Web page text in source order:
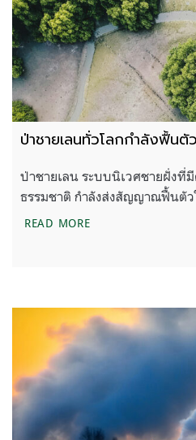
ป่าชายเลนทั่วโลกกำลังฟื้นตั
ป่าชายเลน ระบบนิเวศชายฝั่ง
ธรรมชาติ กำลังส่งสัญญาณฟื้นตั
READ MOREป่าชายเลนทั่วโลกกำ